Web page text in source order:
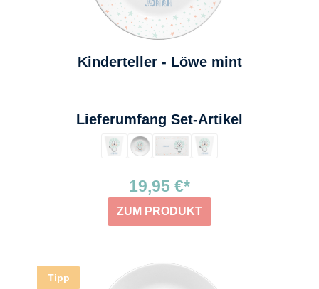
Kinderteller - Löwe mint
Lieferumfang Set-Artikel
19,95 €*
ZUM PRODUKT
Tipp